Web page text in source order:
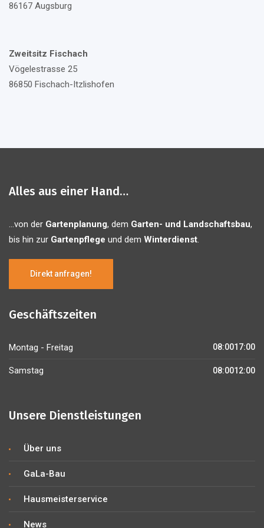
86167 Augsburg
Zweitsitz Fischach
Vögelestrasse 25
86850 Fischach-Itzlishofen
Alles aus einer Hand…
...von der Gartenplanung, dem Garten- und Landschaftsbau,
bis hin zur Gartenpflege und dem Winterdienst.
Direkt anfragen!
Geschäftszeiten
Montag - Freitag 08:0017:00
Samstag 08:0012:00
Unsere Dienstleistungen
Über uns
GaLa-Bau
Hausmeisterservice
News